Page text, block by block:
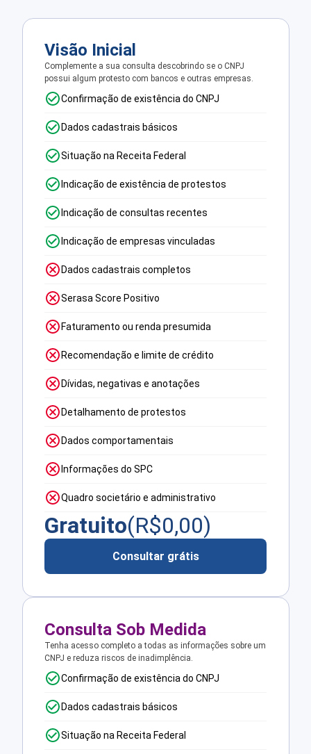
Visão Inicial
Complemente a sua consulta descobrindo se o CNPJ
possui algum protesto com bancos e outras empresas.
Confirmação de existência do CNPJ
Dados cadastrais básicos
Situação na Receita Federal
Indicação de existência de protestos
Indicação de consultas recentes
Indicação de empresas vinculadas
Dados cadastrais completos
Serasa Score Positivo
Faturamento ou renda presumida
Recomendação e limite de crédito
Dívidas, negativas e anotações
Detalhamento de protestos
Dados comportamentais
Informações do SPC
Quadro societário e administrativo
Gratuito(R$0,00)
Consultar grátis
Consulta Sob Medida
Tenha acesso completo a todas as informações sobre um
CNPJ e reduza riscos de inadimplência.
Confirmação de existência do CNPJ
Dados cadastrais básicos
Situação na Receita Federal